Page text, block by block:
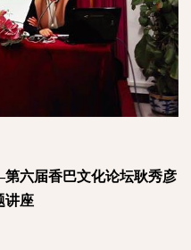
六届香巴文化论坛耿秀彦
讲座